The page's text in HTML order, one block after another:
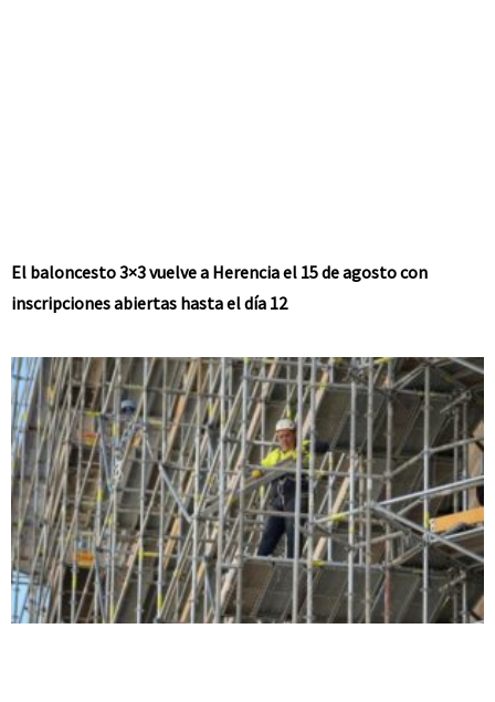
El baloncesto 3×3 vuelve a Herencia el 15 de agosto con
inscripciones abiertas hasta el día 12